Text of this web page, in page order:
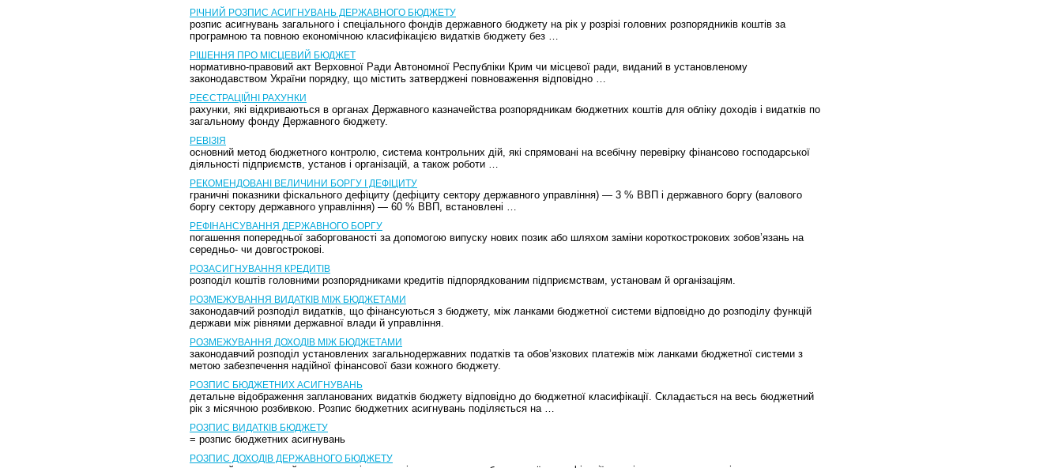
РІЧНИЙ РОЗПИС АСИГНУВАНЬ ДЕРЖАВНОГО БЮДЖЕТУ
розпис асигнувань загального і спеціального фондів державного бюджету на рік у розрізі головних розпорядників коштів за
програмною та повною економічною класифікацією видатків бюджету без …
РІШЕННЯ ПРО МІСЦЕВИЙ БЮДЖЕТ
нормативно-правовий акт Верховної Ради Автономної Республіки Крим чи місцевої ради, виданий в установленому
законодавством України порядку, що містить затверджені повноваження відповідно …
РЕЄСТРАЦІЙНІ РАХУНКИ
рахунки, які відкриваються в органах Державного казначейства розпорядникам бюджетних коштів для обліку доходів і видатків по
загальному фонду Державного бюджету.
РЕВІЗІЯ
основний метод бюджетного контролю, система контрольних дій, які спрямовані на всебічну перевірку фінансово господарської
діяльності підприємств, установ і організацій, а також роботи …
РЕКОМЕНДОВАНІ ВЕЛИЧИНИ БОРГУ І ДЕФІЦИТУ
граничні показники фіскального дефіциту (дефіциту сектору державного управління) — 3 % ВВП і державного боргу (валового
боргу сектору державного управління) — 60 % ВВП, встановлені …
РЕФІНАНСУВАННЯ ДЕРЖАВНОГО БОРГУ
погашення попередньої заборгованості за допомогою випуску нових позик або шляхом заміни короткострокових зобов’язань на
середньо- чи довгострокові.
РОЗАСИГНУВАННЯ КРЕДИТІВ
розподіл коштів головними розпорядниками кредитів підпорядкованим підприємствам, установам й організаціям.
РОЗМЕЖУВАННЯ ВИДАТКІВ МІЖ БЮДЖЕТАМИ
законодавчий розподіл видатків, що фінансуються з бюджету, між ланками бюджетної системи відповідно до розподілу функцій
держави між рівнями державної влади й управління.
РОЗМЕЖУВАННЯ ДОХОДІВ МІЖ БЮДЖЕТАМИ
законодавчий розподіл установлених загальнодержавних податків та обов’язкових платежів між ланками бюджетної системи з
метою забезпечення надійної фінансової бази кожного бюджету.
РОЗПИС БЮДЖЕТНИХ АСИГНУВАНЬ
детальне відображення запланованих видатків бюджету відповідно до бюджетної класифікації. Складається на весь бюджетний
рік з місячною розбивкою. Розпис бюджетних асигнувань поділяється на …
РОЗПИС ВИДАТКІВ БЮДЖЕТУ
= розпис бюджетних асигнувань
РОЗПИС ДОХОДІВ ДЕРЖАВНОГО БЮДЖЕТУ